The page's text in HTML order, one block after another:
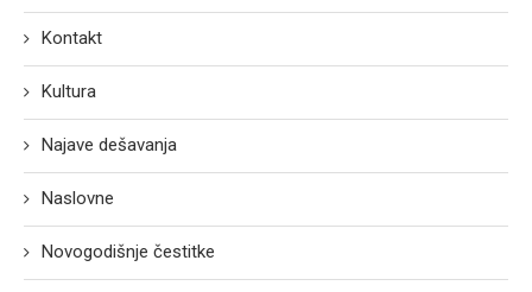
Kontakt
Kultura
Najave dešavanja
Naslovne
Novogodišnje čestitke